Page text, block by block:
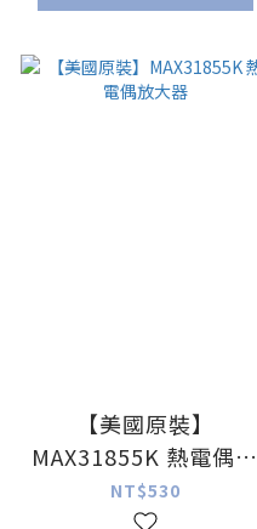
【美國原裝】
MAX31855K 熱電偶放
大器
NT$530